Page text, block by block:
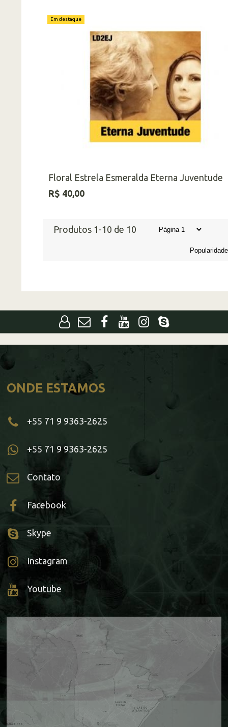
Em destaque
Floral Estrela Esmeralda Eterna Juventude
R$ 40,00
Produtos 1-10 de 10
ONDE ESTAMOS
+55 71 9 9363-2625
+55 71 9 9363-2625
Contato
Facebook
Skype
Instagram
Youtube